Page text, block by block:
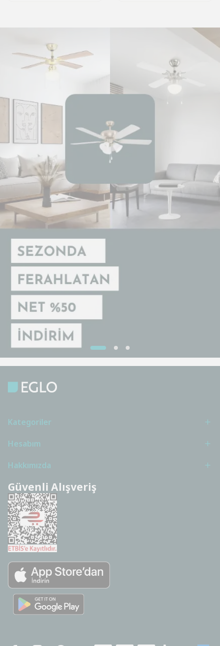
Kategoriler
Hesabım
Hakkımızda
Güvenli Alışveriş